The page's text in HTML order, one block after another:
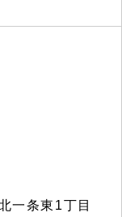
一条東1丁目